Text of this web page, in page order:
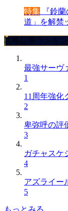
特集 『鈴
道」を解禁
攻略記事ランキ
最強サーヴ
1
11周年強化
2
卑弥呼の評
3
ガチャスケ
4
アズライー
5
もっとみる